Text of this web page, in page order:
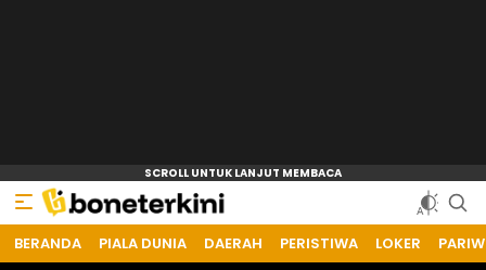
Bone Terkini
Referensi Informasi Terkini
BERANDA PIALA DUNIA DAERAH PERISTIWA LOKER